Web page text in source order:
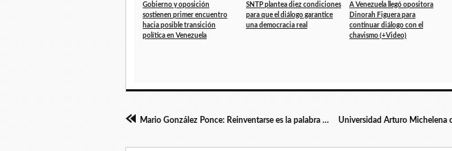
Gobierno y oposición
sostienen primer encuentro
hacia posible transición
política en Venezuela
SNTP plantea diez condiciones
para que el diálogo garantice
una democracia real
A Venezuela llegó opositora
Dinorah Figuera para
continuar diálogo con el
chavismo (+Video)
Mario González Ponce: Reinventarse es la palabra que define al sector construcción en Carabobo en el 2022